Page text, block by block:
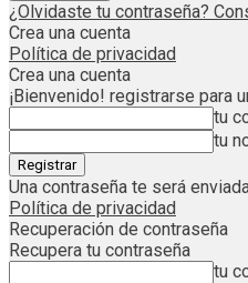
¿Olvidaste tu contraseña?
Crea una cuenta
Política de privacidad
Crea una cuenta
¡Bienvenido! registrarse para
tu
tu
Una contraseña te será
Política de privacidad
Recuperación de contraseña
Recupera tu contraseña
tu